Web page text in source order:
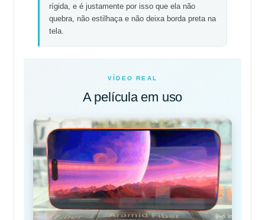
rígida, e é justamente por isso que ela não
quebra, não estilhaça e não deixa borda preta na
tela.
VÍDEO REAL
A película em uso